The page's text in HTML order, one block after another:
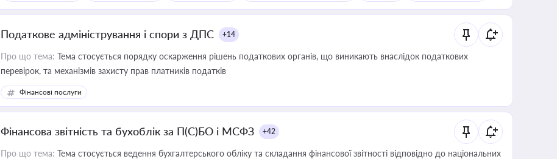
Податкове адміністрування і спори з ДПС +14
Про що тема: Тема стосується порядку оскарження рішень податкових органів, що виникають внаслідок податкових
перевірок, та механізмів захисту прав платників податків
Фінансові послуги
Фінансова звітність та бухоблік за П(С)БО і МСФЗ +42
Про що тема: Тема стосується ведення бухгалтерського обліку та складання фінансової звітності відповідно до національних